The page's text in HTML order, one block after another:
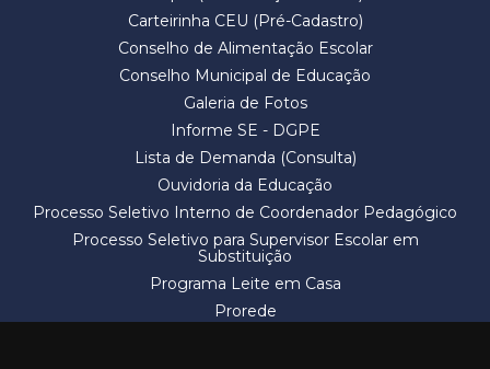
Carteirinha CEU (Pré-Cadastro)
Conselho de Alimentação Escolar
Conselho Municipal de Educação
Galeria de Fotos
Informe SE - DGPE
Lista de Demanda (Consulta)
Ouvidoria da Educação
Processo Seletivo Interno de Coordenador Pedagógico
Processo Seletivo para Supervisor Escolar em
Substituição
Programa Leite em Casa
Prorede